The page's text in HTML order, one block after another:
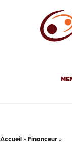
Accueil » Financeur »